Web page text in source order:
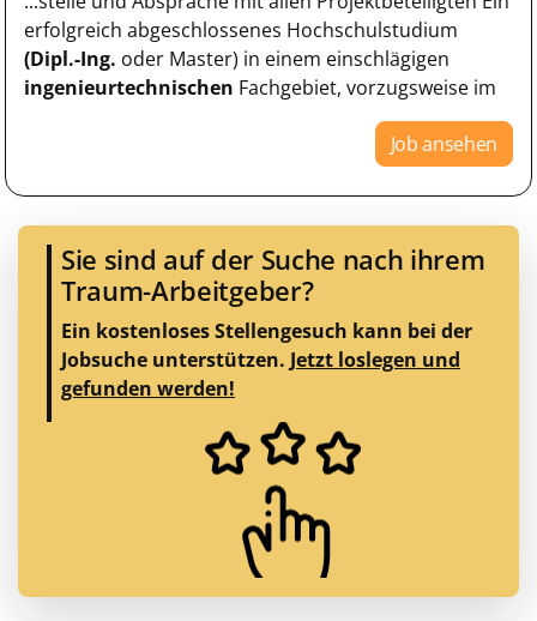
erfolgreich abgeschlossenes Hochschulstudium
(Dipl.-Ing. oder Master) in einem einschlägigen
ingenieurtechnischen Fachgebiet, vorzugsweise im
Job ansehen
Sie sind auf der Suche nach ihrem
Traum-Arbeitgeber?
Ein kostenloses Stellengesuch kann bei der
Jobsuche unterstützen. Jetzt loslegen und
gefunden werden!